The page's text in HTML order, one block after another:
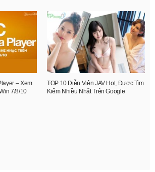
– Xem
7/8/10
TOP 10 Diễn Viên JAV Hot, Được Tìm
Kiếm Nhiều Nhất Trên Google